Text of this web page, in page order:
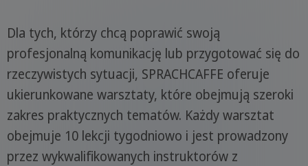
Dla tych, którzy chcą poprawić swoją
profesjonalną komunikację lub przygotować się do
rzeczywistych sytuacji, SPRACHCAFFE oferuje
ukierunkowane warsztaty, które obejmują szeroki
zakres praktycznych tematów. Każdy warsztat
obejmuje 10 lekcji tygodniowo i jest prowadzony
przez wykwalifikowanych instruktorów z